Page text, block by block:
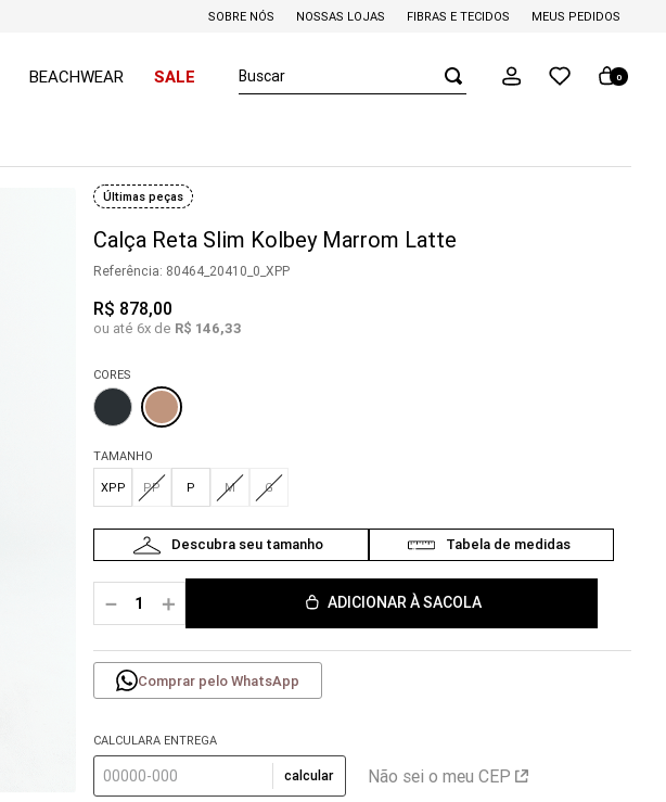
SOBRE NÓS NOSSAS LOJAS FIBRAS E TECIDOS MEUS PEDIDOS
BEACHWEAR SALE Buscar 0
Últimas peças
Calça Reta Slim Kolbey Marrom Latte
Referência: 80464_20410_0_XPP
R$ 878,00
ou até 6x de R$ 146,33
CORES
TAMANHO
PP P M G
XPP
＋
－ ADICIONAR À SACOLA
Comprar pelo WhatsApp
CALCULARA ENTREGA
calcular Não sei o meu CEP